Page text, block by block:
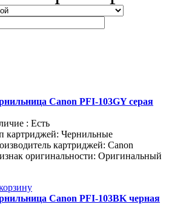
Canon PFI-103GY серая
: Есть
картриджей: Чернильные
картриджей: Canon
оригинальности: Оригинальный
Canon PFI-103BK черная